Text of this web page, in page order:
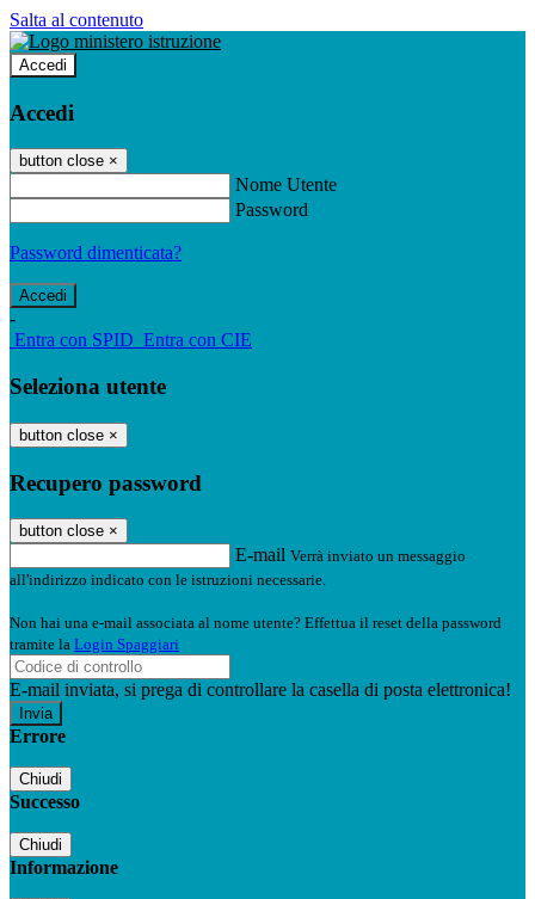
Salta al contenuto
Accedi
Accedi
button close ×
Nome Utente
Password
Password dimenticata?
-
Entra con SPID Entra con CIE
Seleziona utente
button close ×
Recupero password
button close ×
E-mail Verrà inviato un messaggio
all'indirizzo indicato con le istruzioni necessarie.
Non hai una e-mail associata al nome utente? Effettua il reset della password
tramite la Login Spaggiari
E-mail inviata, si prega di controllare la casella di posta elettronica!
Errore
Chiudi
Successo
Chiudi
Informazione